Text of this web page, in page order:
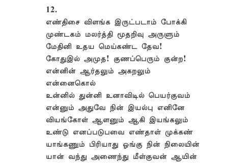
12.
எண்திசை விளங்க இருட்படாம் போக்கி
முண்டகம் மலர்த்தி மூதறிவு அருளும்
மேதினி உதய மெய்கண்ட தேவ!
கோதுஇல் அமுத! குணப்பெரும் குன்ற!
என்னின் ஆர்தலும் அகறலும்
என்னைகொல்
உன்னில் துன்னி உனாவிடில் பெயர்குவம்
என்னும் அதுவே நின் இயல்பு எனினே
வியங்கோள் ஆளனும் ஆகி இயங்கலும்
உண்டு எனப்படுபவை எண்தாள் முக்கண்
யாங்கணும் பிரியாது ஓங்கு நின் நிலையின்
யான் வந்து அணைந்து மீள்குவன் ஆயின்